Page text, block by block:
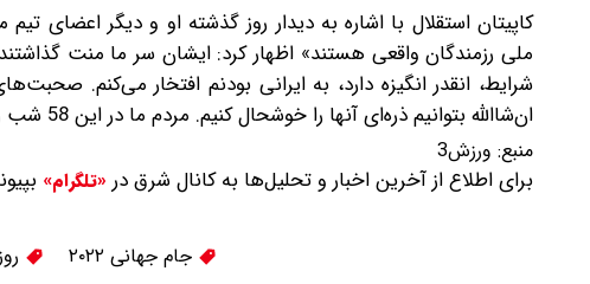
کاپیتان استقلال با اشاره به دیدار روز گذشته او و دیگر اعضای
ملی رزمندگان واقعی هستند» اظهار کرد: ایشان سر ما منت
شرایط، انقدر انگیزه دارد، به ایرانی بودنم افتخار می‌کنم.
ان‌شاالله بتوانیم ذره‌ای آنها را خوشحال کنیم. مردم ما در این 58 شب و در وسط جنگ، همه جوره در میدان بودند و قهرمانان واقعی هستند.
منبع: ورزش3
برای اطلاع از آخرین اخبار و تحلیل‌ها به کانال شرق در «تلگرام»
جام جهانی ۲۰۲۲